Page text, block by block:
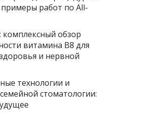
работ по All-
комплексный обзор
витамина B8 для
и нервной
технологии и
стоматологии: